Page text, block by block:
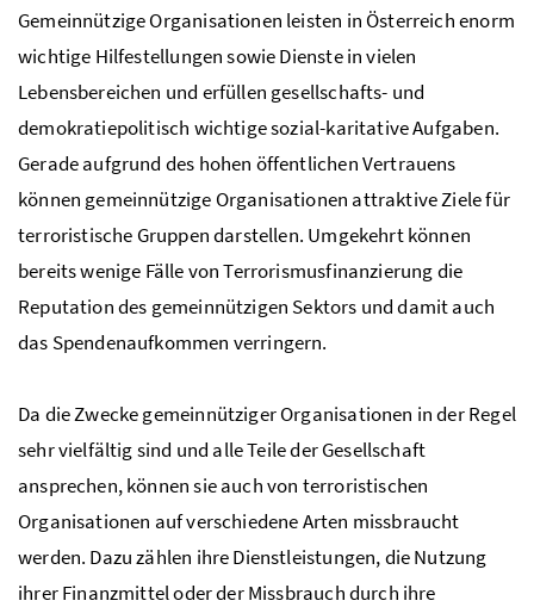
Gemeinnützige Organisationen leisten in Österreich enorm
wichtige Hilfestellungen sowie Dienste in vielen
Lebensbereichen und erfüllen gesellschafts- und
demokratiepolitisch wichtige sozial-karitative Aufgaben.
Gerade aufgrund des hohen öffentlichen Vertrauens
können gemeinnützige Organisationen attraktive Ziele für
terroristische Gruppen darstellen. Umgekehrt können
bereits wenige Fälle von Terrorismusfinanzierung die
Reputation des gemeinnützigen Sektors und damit auch
das Spendenaufkommen verringern.
Da die Zwecke gemeinnütziger Organisationen in der Regel
sehr vielfältig sind und alle Teile der Gesellschaft
ansprechen, können sie auch von terroristischen
Organisationen auf verschiedene Arten missbraucht
werden. Dazu zählen ihre Dienstleistungen, die Nutzung
ihrer Finanzmittel oder der Missbrauch durch ihre